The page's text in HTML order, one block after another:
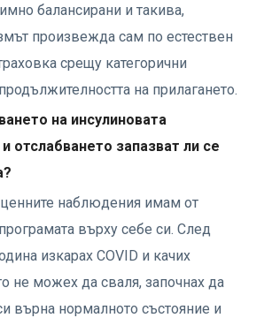
балансирани и такива,
произвежда сам по естествен
срещу категорични
на прилагането.
на инсулиновата
отслабването запазват ли се
наблюдения имам от
върху себе си. След
изкарах COVID и качих
не можех да сваля, започнах да
върна нормалното състояние и